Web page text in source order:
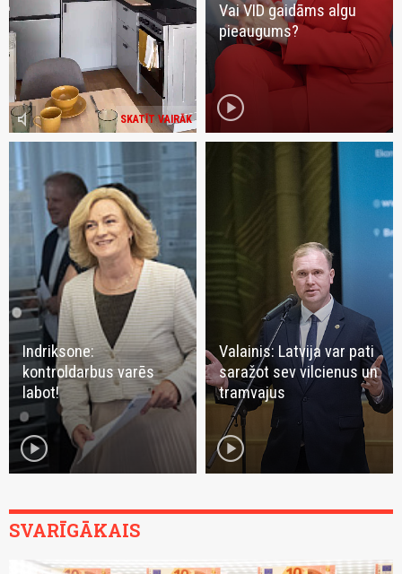
SKATĪT VAIRĀK
volume_mute
Vai VID gaidāms algu
pieaugums?
play_circle
Indriksone:
kontroldarbus varēs
labot!
play_circle
Valainis: Latvija var pati
saražot sev vilcienus un
tramvajus
play_circle
SVARĪGĀKAIS